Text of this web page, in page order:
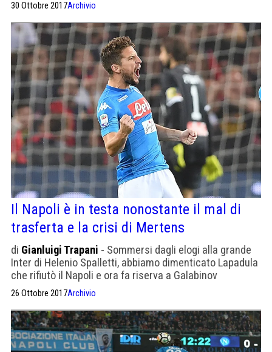
30 Ottobre 2017Archivio
Il Napoli è in testa nonostante il mal di
trasferta e la crisi di Mertens
di Gianluigi Trapani - Sommersi dagli elogi alla grande
Inter di Helenio Spalletti, abbiamo dimenticato Lapadula
che rifiutò il Napoli e ora fa riserva a Galabinov
26 Ottobre 2017Archivio